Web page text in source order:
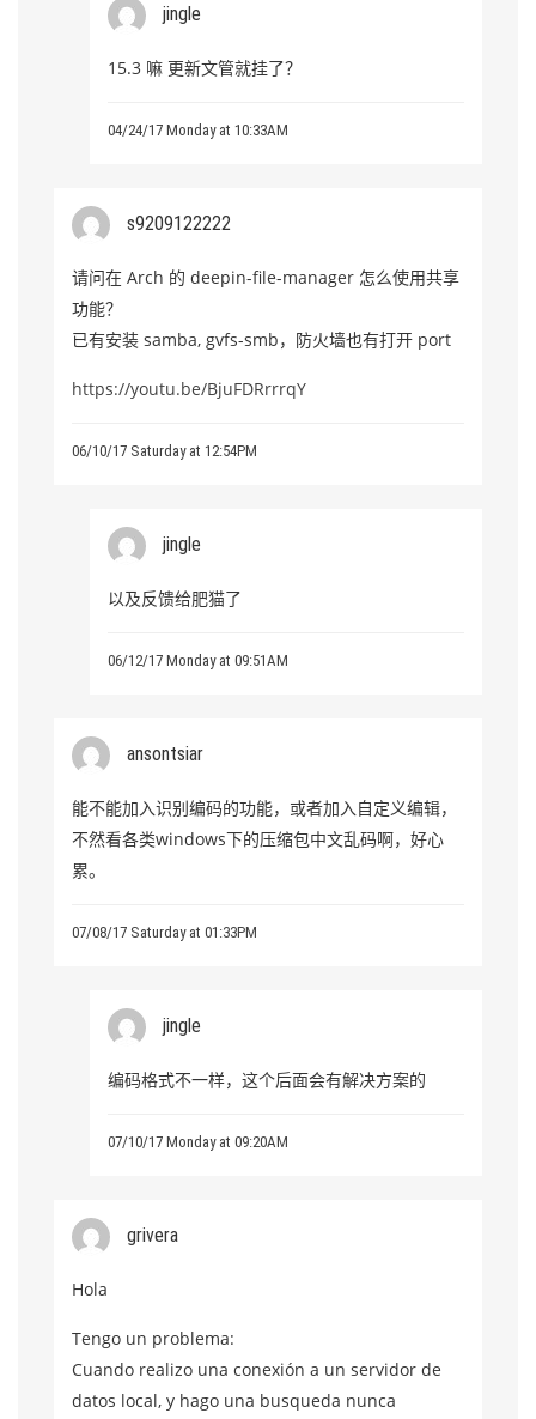
jingle
15.3 嘛 更新文管就挂了？
04/24/17 Monday at 10:33AM
s9209122222
请问在 Arch 的 deepin-file-manager 怎么使用共享
功能？
已有安装 samba, gvfs-smb，防火墙也有打开 port
https://youtu.be/BjuFDRrrrqY
06/10/17 Saturday at 12:54PM
jingle
以及反馈给肥猫了
06/12/17 Monday at 09:51AM
ansontsiar
能不能加入识别编码的功能，或者加入自定义编辑，
不然看各类windows下的压缩包中文乱码啊，好心
累。
07/08/17 Saturday at 01:33PM
jingle
编码格式不一样，这个后面会有解决方案的
07/10/17 Monday at 09:20AM
grivera
Hola
Tengo un problema:
Cuando realizo una conexión a un servidor de
datos local, y hago una busqueda nunca